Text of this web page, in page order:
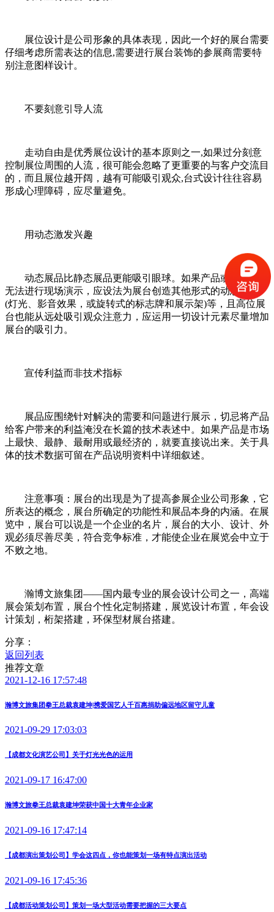
展位设计是公司形象的具体表现，因此一个好的展台需要
仔细考虑所需表达的信息,需要进行展台装饰的参展商需要特
别注意图样设计。
不要刻意引导人流
走动自由是优秀展位设计的基本原则之一,如果过分刻意
控制展位周围的人流，很可能会忽略了更重要的与客户交流目
的，而且展位越开阔，越有可能吸引观众,台式设计往往容易
形成心理障碍，应尽量避免。
用动态激发兴趣
动态展品比静态展品更能吸引眼球。如果产品或服务本身
无法进行现场演示，应设法为展台创造其他形式的动态效果
(灯光、影音效果，或旋转式的标志牌和展示架)等，且高位展
台也能从远处吸引观众注意力，应运用一切设计元素尽量增加
展台的吸引力。
宣传利益而非技术指标
展品应围绕针对解决的需要和问题进行展示，切忌将产品
给客户带来的利益淹没在长篇的技术表述中。如果产品是市场
上最快、最静、最耐用或最经济的，就要直接说出来。关于具
体的技术数据可留在产品说明资料中详细叙述。
注意事项：展台的出现是为了提高参展企业公司形象，它
所表达的概念，展台所确定的功能性和展品本身的内涵。在展
览中，展台可以说是一个企业的名片，展台的大小、设计、外
观必须尽善尽美，符合竞争标准，才能使企业在展览会中立于
不败之地。
瀚博文旅集团——国内最专业的展会设计公司之一，高端
展会策划布置，展台个性化定制搭建，展览设计布置，年会设
计策划，桁架搭建，环保型材展台搭建。
分享：
返回列表
推荐文章
2021-12-16 17:57:48
瀚博文旅集团拳王总裁袁建坤|携爱国艺人千百惠捐助偏远地区留守儿童
2021-09-29 17:03:03
【成都文化演艺公司】关于灯光光色的运用
2021-09-17 16:47:00
瀚博文旅拳王总裁袁建坤荣获中国十大青年企业家
2021-09-16 17:47:14
【成都演出策划公司】学会这四点，你也能策划一场有特点演出活动
2021-09-16 17:45:36
【成都活动策划公司】策划一场大型活动需要把握的三大要点